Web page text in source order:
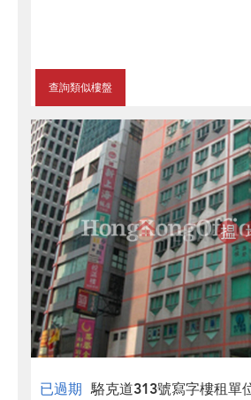
查詢類似樓盤
已過期 駱克道313號寫字樓租單